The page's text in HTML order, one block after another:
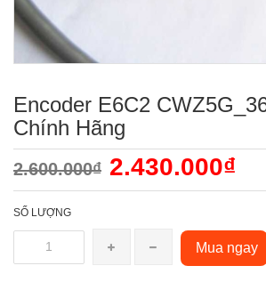
Encoder E6C2
Chính Hãng
2.600.000₫ 2.430.000₫
SỐ LƯỢNG
Mua ngay